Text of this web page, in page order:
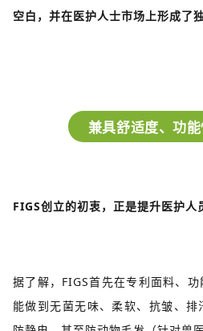
空白，并在医护人士市场上形成了
兼具舒适度、功
FIGS创立的初衷，正是提升医护人
据了解，FIGS首先在专利面料、
能做到无菌无味、柔软、抗皱、排